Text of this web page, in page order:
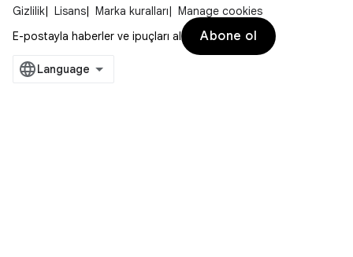
Gizlilik Lisans Marka kuralları
Manage cookies
E-postayla haberler ve ipuçları al
Abone ol